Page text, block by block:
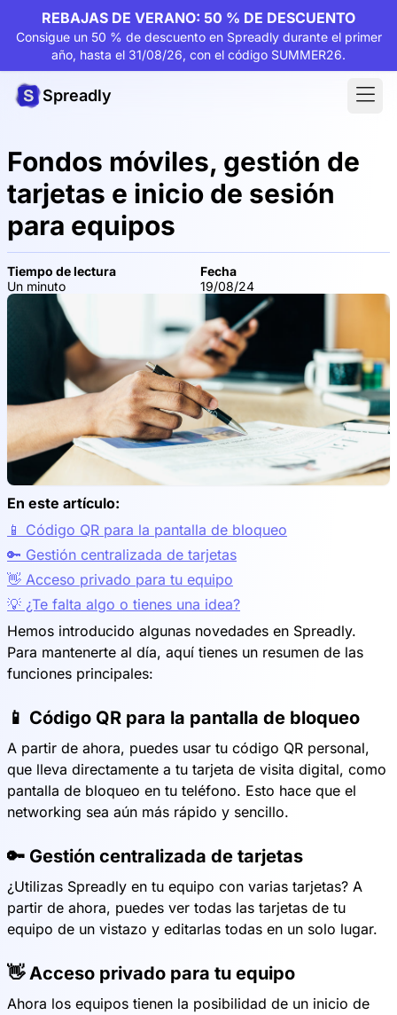
REBAJAS DE VERANO: 50 % DE DESCUENTO
Consigue un 50 % de descuento en Spreadly durante el primer
año, hasta el 31/08/26, con el código SUMMER26.
Spreadly
Fondos móviles, gestión de
tarjetas e inicio de sesión
para equipos
Tiempo de lectura
Un minuto
Fecha
19/08/24
En este artículo:
📱 Código QR para la pantalla de bloqueo
🔑 Gestión centralizada de tarjetas
👋 Acceso privado para tu equipo
💡 ¿Te falta algo o tienes una idea?
Hemos introducido algunas novedades en Spreadly.
Para mantenerte al día, aquí tienes un resumen de las
funciones principales:
📱 Código QR para la pantalla de bloqueo
A partir de ahora, puedes usar tu código QR personal,
que lleva directamente a tu tarjeta de visita digital, como
pantalla de bloqueo en tu teléfono. Esto hace que el
networking sea aún más rápido y sencillo.
🔑 Gestión centralizada de tarjetas
¿Utilizas Spreadly en tu equipo con varias tarjetas? A
partir de ahora, puedes ver todas las tarjetas de tu
equipo de un vistazo y editarlas todas en un solo lugar.
👋 Acceso privado para tu equipo
Ahora los equipos tienen la posibilidad de un inicio de